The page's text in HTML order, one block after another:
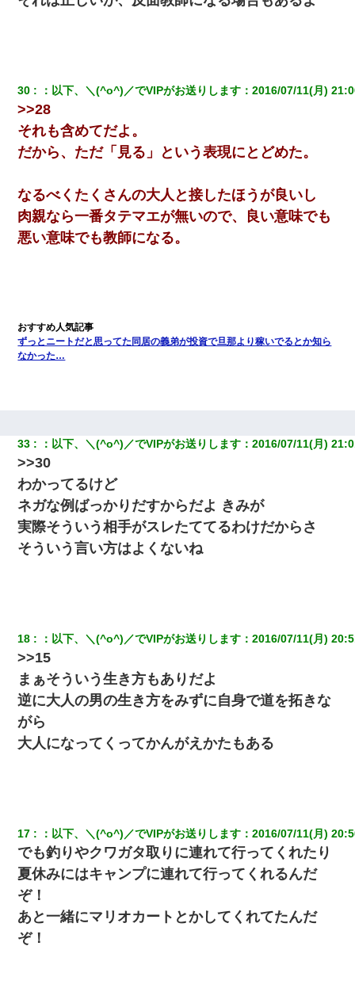
30 ： 以下、＼(^o^)／でVIPがお送りします ：2016/07/11(月)
>>28
それも含めてだよ。
だから、ただ「見る」という表現にとどめた。
なるべくたくさんの大人と接したほうが良いし
肉親なら一番タテマエが無いので、良い意味でも
悪い意味でも教師になる。
ずっとニートだと思ってた同居の義弟が投資で旦那より稼いでるとか知ら
なかった…
33 ： 以下、＼(^o^)／でVIPがお送りします ：2016/07/11(月)
>>30
わかってるけど
ネガな例ばっかりだすからだよ きみが
実際そういう相手がスレたててるわけだからさ
そういう言い方はよくないね
18 ： 以下、＼(^o^)／でVIPがお送りします ：2016/07/11(月)
>>15
まぁそういう生き方もありだよ
逆に大人の男の生き方をみずに自身で道を拓きな
がら
大人になってくってかんがえかたもある
17 ： 以下、＼(^o^)／でVIPがお送りします ：2016/07/11(月)
でも釣りやクワガタ取りに連れて行ってくれたり
夏休みにはキャンプに連れて行ってくれるんだ
ぞ！
あと一緒にマリオカートとかしてくれてたんだ
ぞ！